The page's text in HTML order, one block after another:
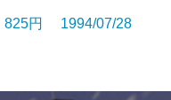
円 1994/07/28